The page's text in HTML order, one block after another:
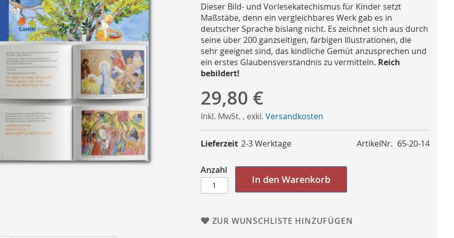
Dieser Bild- und Vorlesekatechismus für Kinder setzt
Maßstäbe, denn ein vergleichbares Werk gab es in
deutscher Sprache bislang nicht. Es zeichnet sich aus durch
seine über 200 ganzseitigen, farbigen Illustrationen, die
sehr geeignet sind, das kindliche Gemüt anzusprechen und
ein erstes Glaubensverständnis zu vermitteln. Reich
bebildert!
29,80 €
Inkl. MwSt. , exkl. Versandkosten
ArtikelNr. 65-20-14
Lieferzeit 2-3 Werktage
Anzahl
In den Warenkorb
ZUR WUNSCHLISTE HINZUFÜGEN